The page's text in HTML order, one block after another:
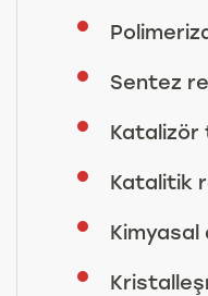
Sentez
Katalizör
Katalitik
Kimyasal